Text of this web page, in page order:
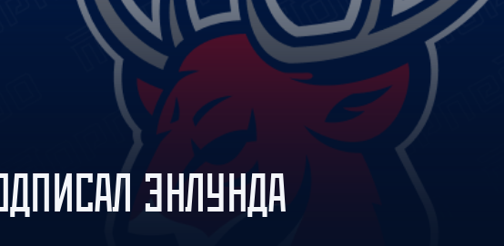
Амур
Барыс
Салават Юлаев
Сибирь
ЭНЛУНДА